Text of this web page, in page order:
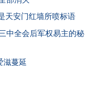
天安门红墙所喷标语
中全会后军权易主的秘
滋蔓延